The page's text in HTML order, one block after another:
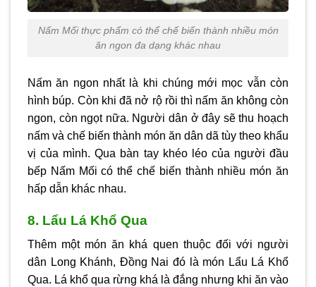
Nấm Mối thực phẩm có thể chế biến thành nhiều món
ăn ngon đa dạng khác nhau
Nấm ăn ngon nhất là khi chúng mới mọc vẫn còn
hình búp. Còn khi đã nở rộ rồi thì nấm ăn không còn
ngon, còn ngọt nữa. Người dân ở đây sẽ thu hoạch
nấm và chế biến thành món ăn dân dã tùy theo khẩu
vị của mình. Qua bàn tay khéo léo của người đầu
bếp Nấm Mối có thể chế biến thành nhiều món ăn
hấp dẫn khác nhau.
8. Lẩu Lá Khổ Qua
Thêm một món ăn khá quen thuộc đối với người
dân Long Khánh, Đồng Nai đó là món Lẩu Lá Khổ
Qua. Lá khổ qua rừng khá là đắng nhưng khi ăn vào